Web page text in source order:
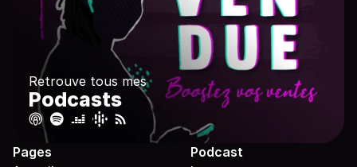
Retrouve tous mes
Podcasts
Pages Podcast